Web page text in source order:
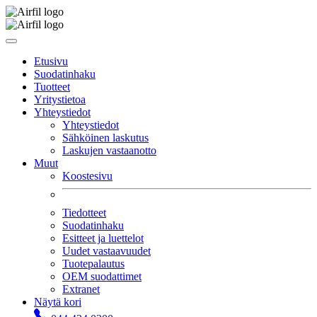
Etusivu
Suodatinhaku
Tuotteet
Yritystietoa
Yhteystiedot
Yhteystiedot
Sähköinen laskutus
Laskujen vastaanotto
Muut
Koostesivu
Tiedotteet
Suodatinhaku
Esitteet ja luettelot
Uudet vastaavuudet
Tuotepalautus
OEM suodattimet
Extranet
Näytä kori